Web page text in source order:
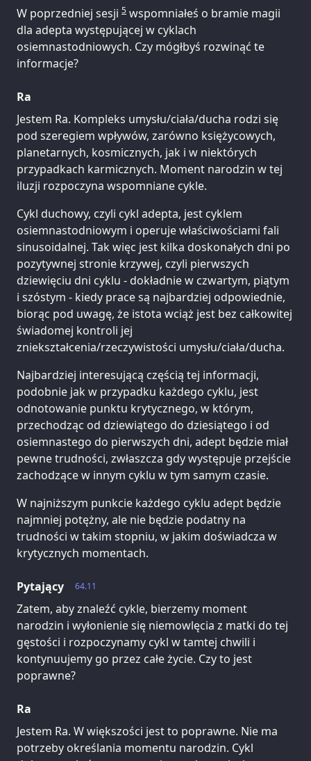
W poprzedniej sesji 5 wspomniałeś o bramie magii
dla adepta występującej w cyklach
osiemnastodniowych. Czy mógłbyś rozwinąć te
informacje?
Ra
Jestem Ra. Kompleks umysłu/ciała/ducha rodzi się
pod szeregiem wpływów, zarówno księżycowych,
planetarnych, kosmicznych, jak i w niektórych
przypadkach karmicznych. Moment narodzin w tej
iluzji rozpoczyna wspomniane cykle.
Cykl duchowy, czyli cykl adepta, jest cyklem
osiemnastodniowym i operuje właściwościami fali
sinusoidalnej. Tak więc jest kilka doskonałych dni po
pozytywnej stronie krzywej, czyli pierwszych
dziewięciu dni cyklu - dokładnie w czwartym, piątym
i szóstym - kiedy prace są najbardziej odpowiednie,
biorąc pod uwagę, że istota wciąż jest bez całkowitej
świadomej kontroli jej
zniekształcenia/rzeczywistości umysłu/ciała/ducha.
Najbardziej interesującą częścią tej informacji,
podobnie jak w przypadku każdego cyklu, jest
odnotowanie punktu krytycznego, w którym,
przechodząc od dziewiątego do dziesiątego i od
osiemnastego do pierwszych dni, adept będzie miał
pewne trudności, zwłaszcza gdy występuje przejście
zachodzące w innym cyklu w tym samym czasie.
W najniższym punkcie każdego cyklu adept będzie
najmniej potężny, ale nie będzie podatny na
trudności w takim stopniu, w jakim doświadcza w
krytycznych momentach.
64.11
Pytający
Zatem, aby znaleźć cykle, bierzemy moment
narodzin i wyłonienie się niemowlęcia z matki do tej
gęstości i rozpoczynamy cykl w tamtej chwili i
kontynuujemy go przez całe życie. Czy to jest
poprawne?
Ra
Jestem Ra. W większości jest to poprawne. Nie ma
potrzeby określania momentu narodzin. Cykl